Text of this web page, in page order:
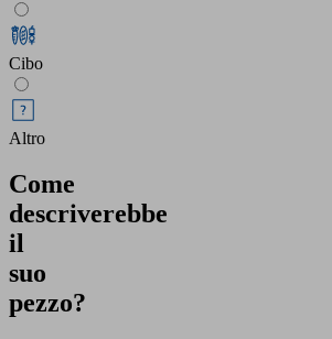
Cibo
Altro
Come
descriverebbe
il
suo
pezzo?